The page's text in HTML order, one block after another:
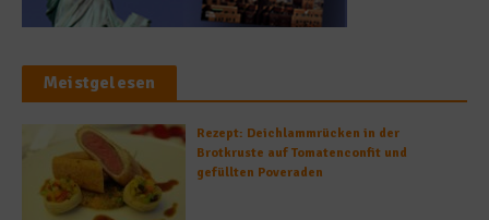
Meistgelesen
Rezept: Deichlammrücken in der
Brotkruste auf Tomatenconfit und
gefüllten Poveraden